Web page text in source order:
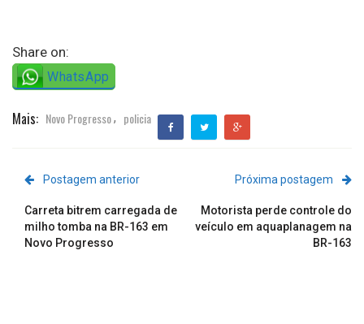
Share on:
WhatsApp
Mais: Novo Progresso, policia
Postagem anterior
Carreta bitrem carregada de
milho tomba na BR-163 em
Novo Progresso
Próxima postagem
Motorista perde controle do
veículo em aquaplanagem na
BR-163